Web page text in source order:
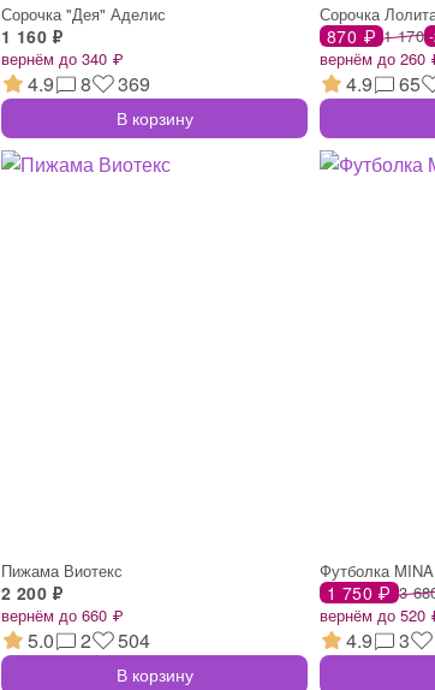
Сорочка "Дея" Аделис
1 160 ₽
вернём до 340 ₽
4.9 8 369
В корзину
Сорочка
870 ₽ 1 170
вернём до 260
4.9 65
Пижама Виотекс
2 200 ₽
вернём до 660 ₽
5.0 2 504
В корзину
Футболка
1 750 ₽ 3
вернём до 520
4.9 3